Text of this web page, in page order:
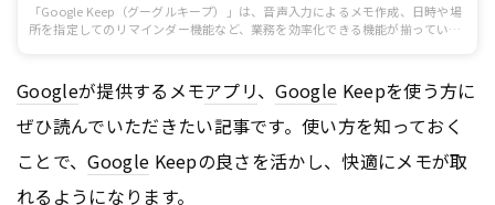
「Google Keep（グーグルキープ）」は、音声入力によるメモ作成、日時や場
所を指定してのリマインダー機能など、業務を効率化できる機能が揃っていま
Googleが提供するメモアプリ、Google Keepを使う方に
ぜひ読んでいただきたい記事です。使い方を知っておく
ことで、Google Keepの良さを活かし、快適にメモが取
れるようになります。